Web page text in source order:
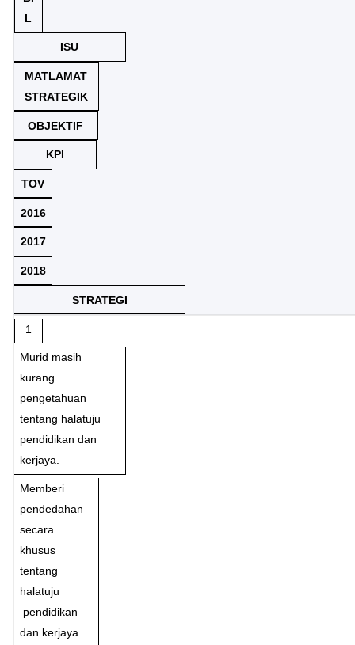
L
ISU
MATLAMAT
STRATEGIK
OBJEKTIF
KPI
TOV
2016
2017
2018
STRATEGI
1
Murid masih
kurang
pengetahuan
tentang halatuju
pendidikan dan
kerjaya.
Memberi
pendedahan
secara
khusus
tentang
halatuju
pendidikan
dan kerjaya